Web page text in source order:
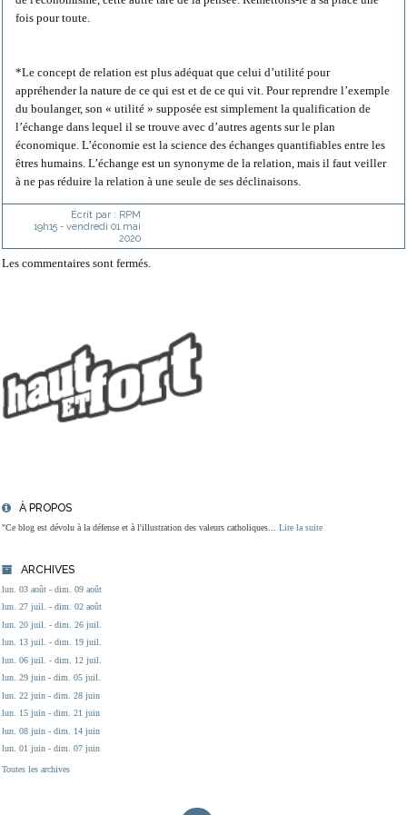
À PROPOS
"Ce blog est dévolu à la défense et à l'illustration des valeurs catholiques... Lire la suite
ARCHIVES
lun. 03 août - dim. 09 août
lun. 27 juil. - dim. 02 août
lun. 20 juil. - dim. 26 juil.
lun. 13 juil. - dim. 19 juil.
lun. 06 juil. - dim. 12 juil.
lun. 29 juin - dim. 05 juil.
lun. 22 juin - dim. 28 juin
lun. 15 juin - dim. 21 juin
lun. 08 juin - dim. 14 juin
lun. 01 juin - dim. 07 juin
Toutes les archives
fois pour toute.
*Le concept de relation est plus adéquat que celui d’utilité pour
appréhender la nature de ce qui est et de ce qui vit. Pour reprendre l’exemple
du boulanger, son « utilité » supposée est simplement la qualification de
l’échange dans lequel il se trouve avec d’autres agents sur le plan
économique. L’économie est la science des échanges quantifiables entre les
êtres humains. L’échange est un synonyme de la relation, mais il faut veiller
à ne pas réduire la relation à une seule de ses déclinaisons.
Écrit par : RPM
19h15- vendredi 01 mai
2020
Les commentaires sont fermés.